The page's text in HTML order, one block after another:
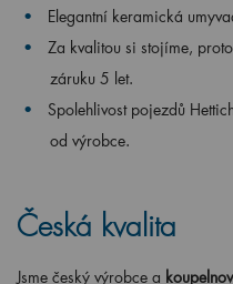
Elegantní keramická
Za kvalitou si stojíme,
záruku 5 let.
Spolehlivost pojezdů
od výrobce.
Česká kvalita
Jsme český výrobce a